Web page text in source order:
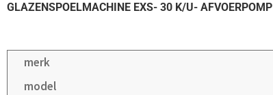
GLAZENSPOELMACHINE EXS- 30 K/U- AFVOERPOMP
merk
model